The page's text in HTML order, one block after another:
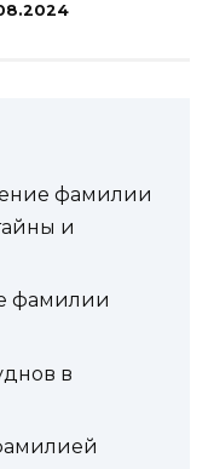
фамилии
и
фамилии
в